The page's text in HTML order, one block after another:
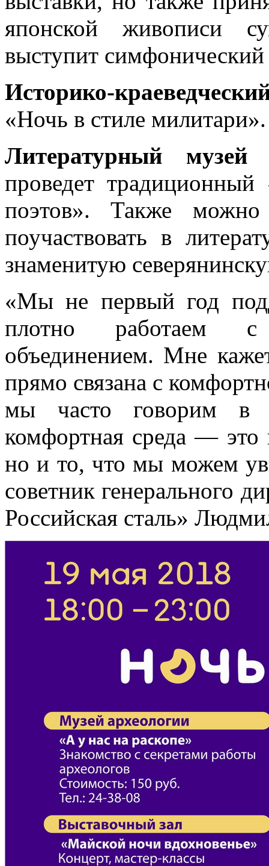
японской живописи
выступит симфонический
Историко-
«Ночь в стиле милитари».
Литературный музей
проведет традиционный
поэтов». Также
поучаствовать в
знаменитую
«Мы не первый год
плотно работаем с
объединением. Мне
прямо связана с
мы часто говорим в
комфортная среда —
но и то, что мы можем
советник генерального
Российская сталь»